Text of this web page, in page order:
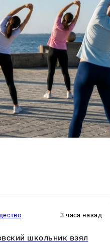
3 часа назад
школьник взял